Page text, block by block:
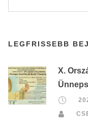
LEGFRISSEBB
X.